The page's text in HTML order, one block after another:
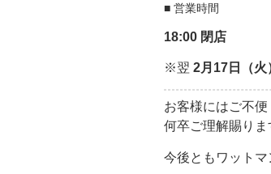
■ 営業時間
18:00 閉店
※翌 2月17日（火
お客様にはご不便
何卒ご理解賜りま
今後ともワットマ